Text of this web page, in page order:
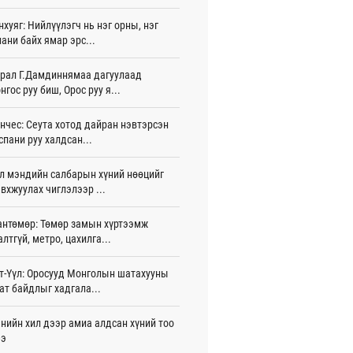
Фулбрайтын хөтөлбөрөөр 150 гаруй
залуус магистрын зэрэг
байна
цаг 47 мин
цаг 28 мин
аагим халуун өдрүүд үргэлжилсээр
цаг 28 мин
шигшээ баг Азийн наадам-д
бэлтгэлээ хангаж байна
цаг 33 мин
өөрчлөгдсөөр байна
48 мин
Нийлүүлэгч нь нэг орны, нэг
байх ямар эрс...
Г.Дамдиннямаа дагуулаад
руу биш, Орос руу я...
Сеута хотод дайран нэвтэрсэн
руу халдсан...
мэндийн салбарын хүний нөөцийг
чиглэлээр ...
Төмөр замын хүртээмж
метро, цахилга...
Үүл: Оросууд Монголын шатахууны
байдлыг хадгала...
хил дээр амиа алдсан хүний тоо